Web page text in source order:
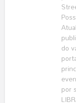
do
por